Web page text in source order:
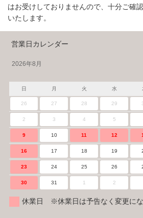
はお受けしておりませんので、十分ご確
いたします。
営業日カレンダー
2026年8月
日 月 火 水
26 27 28 29
2 3 4 5
9 10 11 12
16 17 18 19
23 24 25 26
30 31 1 2
休業日 ※休業日は予告なく変更にな